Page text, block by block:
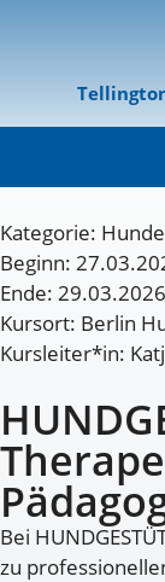
Kategorie:
Beginn:
Ende:
Kursort: Berlin
Kursleiter*in:
Bei
zu